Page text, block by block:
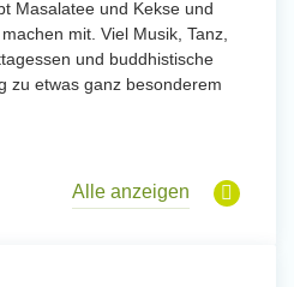
Masalatee und Kekse und
mit. Viel Musik, Tanz,
und buddhistische
zu etwas ganz besonderem
Alle anzeigen